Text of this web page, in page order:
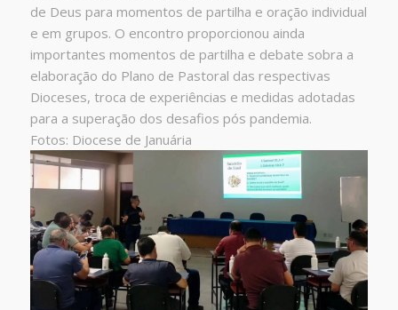
de Deus para momentos de partilha e oração individual
e em grupos. O encontro proporcionou ainda
importantes momentos de partilha e debate sobra a
elaboração do Plano de Pastoral das respectivas
Dioceses, troca de experiências e medidas adotadas
para a superação dos desafios pós pandemia.
Fotos: Diocese de Januária